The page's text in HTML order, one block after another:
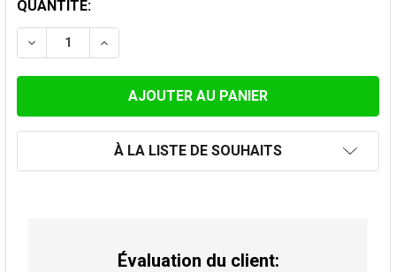
STOCK
ACTUEL:
QUANTITÉ:
DIMINUER LA QUANTITÉ DE COUDE À 45 ° 130MM
AUGMENTER LA QUANTITÉ DE COUDE À 45
À LA LISTE DE SOUHAITS
Évaluation du client: